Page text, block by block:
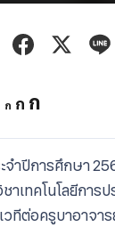
กDecrease
กReset
กIncrease
จำปีการศึกษา
าเทคโนโลยีการป
ทีต่อครูบาอาจาร